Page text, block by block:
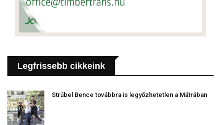
Legfrissebb cikkeink
Strúbel Bence továbbra is legyőzhetetlen a Mátrában